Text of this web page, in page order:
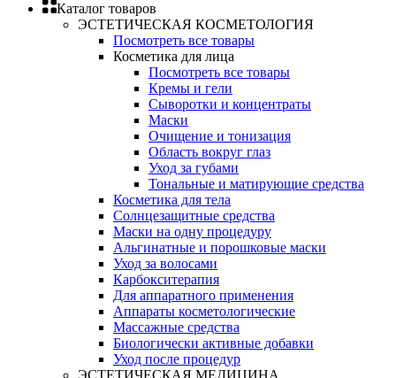
Каталог товаров
ЭСТЕТИЧЕСКАЯ КОСМЕТОЛОГИЯ
Посмотреть все товары
Косметика для лица
Посмотреть все товары
Кремы и гели
Сыворотки и концентраты
Маски
Очищение и тонизация
Область вокруг глаз
Уход за губами
Тональные и матирующие средства
Косметика для тела
Солнцезащитные средства
Маски на одну процедуру
Альгинатные и порошковые маски
Уход за волосами
Карбокситерапия
Для аппаратного применения
Аппараты косметологические
Массажные средства
Биологически активные добавки
Уход после процедур
ЭСТЕТИЧЕСКАЯ МЕДИЦИНА